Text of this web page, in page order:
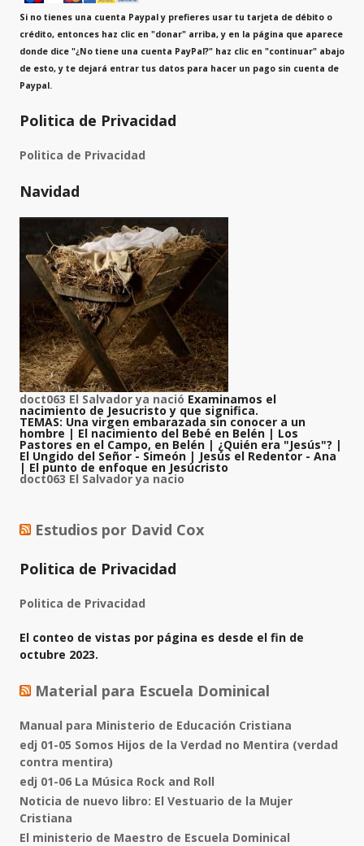
Si no tienes una cuenta Paypal y prefieres usar tu tarjeta de débito o
crédito, entonces haz clic en "donar" arriba, y en la página que aparece
donde dice "¿No tiene una cuenta PayPal?" haz clic en "continuar" abajo
de esto, y te dejará entrar tus datos para hacer un pago sin cuenta de
Paypal.
Politica de Privacidad
Politica de Privacidad
Navidad
doct063 El Salvador ya nació Examinamos el
nacimiento de Jesucristo y que significa.
TEMAS: Una virgen embarazada sin conocer a un
hombre | El nacimiento del Bebé en Belén | Los
Pastores en el Campo, en Belén | ¿Quién era "Jesús"? |
El Ungido del Señor - Simeón | Jesús el Redentor - Ana
| El punto de enfoque en Jesúcristo
doct063 El Salvador ya nacio
Estudios por David Cox
Politica de Privacidad
Politica de Privacidad
El conteo de vistas por página es desde el fin de
octubre 2023.
Material para Escuela Dominical
Manual para Ministerio de Educación Cristiana
edj 01-05 Somos Hijos de la Verdad no Mentira (verdad
contra mentira)
edj 01-06 La Música Rock and Roll
Noticia de nuevo libro: El Vestuario de la Mujer
Cristiana
El ministerio de Maestro de Escuela Dominical